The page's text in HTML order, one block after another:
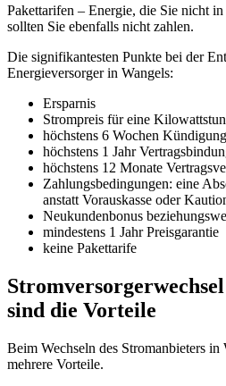
Pakettarifen – Energie, die Sie nicht
sollten Sie ebenfalls nicht zahlen.
Die signifikantesten Punkte bei der
Energieversorger in Wangels:
Ersparnis
Strompreis für eine
höchstens 6 Wochen
höchstens 1 Jahr
höchstens 12 Monate
Zahlungsbedingungen: eine
anstatt Vorauskasse oder
Neukundenbonus
mindestens 1 Jahr Preisgarantie
keine Pakettarife
sind die Vorteile
Beim Wechseln des Stromanbieters in
mehrere Vorteile.